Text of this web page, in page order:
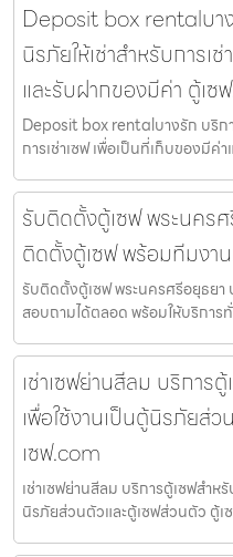
Deposit box rentalบ
นิรภัยให้เช่าสำหรับการเ
และรับฝากของมีค่า ตู้เซ
Deposit box rentalบางรัก บริก
การเช่าเซฟ เพื่อเป็นที่เก็บของมีค่
รับติดตั้งตู้เซฟ พระนคร
ติดตั้งตู้เซฟ พร้อมทีมงา
รับติดตั้งตู้เซฟ พระนครศรีอยุธย
สอบถามได้ตลอด พร้อมให้บริการ
เช่าเซฟย่านสีลม บริการ
เพื่อใช้งานเป็นตู้นิรภัยส่
เซฟ.com
เช่าเซฟย่านสีลม บริการตู้เซฟสำห
นิรภัยส่วนตัวและตู้เซฟส่วนตัว ตู้